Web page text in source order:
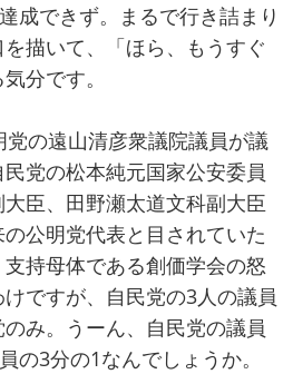
成できず。まるで行き詰まり
描いて、「ほら、もうすぐ
分です。
の遠山清彦衆議院議員が議
党の松本純元国家公安委員
臣、田野瀬太道文科副大臣
公明党代表と目されていた
持母体である創価学会の怒
ですが、自民党の3人の議員
み。うーん、自民党の議員
の3分の1なんでしょうか。